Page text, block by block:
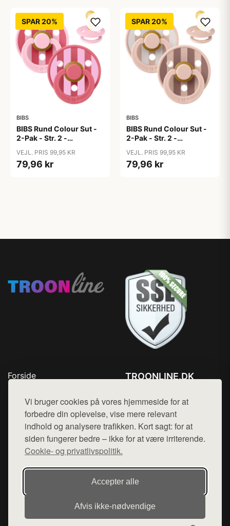
Vi bruger cookies på vores hjemmeside for at
forbedre din oplevelse, vise mere relevant
indhold og analysere trafikken. Kort sagt: for at
siden fungerer bedre – ikke for at være irriterende.
Cookie- og privatlivspolitik.
Accepter alle
Afvis ikke‑nødvendige
SPAR 20%
BIBS
BIBS Rund Colour Sut -
2-Pak - Str. 2 -
Studio - Baby Pink/Coral
Mix
VEJL. PRIS 99,95 KR
79,96 kr
SPAR 20%
BIBS
BIBS Rund Colour Sut -
2-Pak - Str. 2 -
Studio - Blush Mix
VEJL. PRIS 99,95 KR
79,96 kr
Forside
Top Rabatter
Blog
Kontakt
TROONLINE.DK
Mail: hej@want.dk
Cookie- og privatlivspolitik
Denne side er en del af want.dk, der udgiver en række
hjemmesider med præsentation af forskellige produkter fra
diverse webshops. Der sælges ikke varer fra denne side - vi
henviser til de shops, som sælger varen. Vi har heller ikke